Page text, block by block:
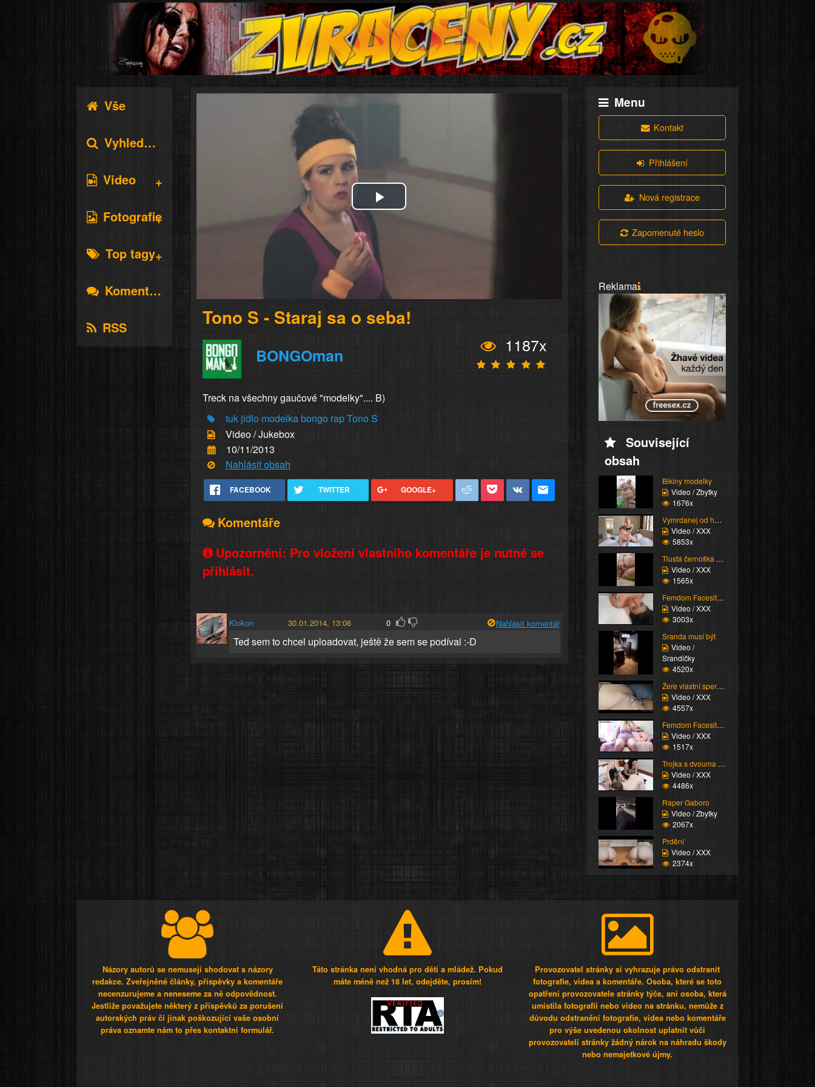
Vše
Vyhledávání
Video
Fotografie
Top tagy
Komentáře
RSS
Play
Tono S - Staraj sa o seba!
BONGOman
1187x
Treck na všechny gaučové "modelky".... B)
tuk jidlo modelkabongo rapTono S
Video / Jukebox
10/11/2013
Nahlásit obsah
FACEBOOK TWITTER GOOGLE+
Komentáře
Upozornění: Pro vložení vlastního komentáře je nutné se
přihlásit.
Klokon 30.01.2014, 13:06 0 Nahlásit komentář
Ted sem to chcel uploadovat, ještě že sem se podíval :-D
Menu
Kontakt
Přihlášení
Nová registrace
Zapomenuté heslo
Reklama
Související
obsah
Bikiny modelky
Video / Zbytky
1676x
Vymrdanej od holky
Video / XXX
5853x
Tlustá černoška mastur...
Video / XXX
1565x
Femdom Facesitting vol...
Video / XXX
3003x
Sranda musí být
Video /
Srandičky
4520x
Žere vlastní sperma
Video / XXX
4557x
Femdom Facesitting vol...
Video / XXX
1517x
Trojka s dvouma domina...
Video / XXX
4486x
Raper Gaboro
Video / Zbytky
2067x
Prdění
Video / XXX
2374x
Názory autorů se nemusejí shodovat s názory
redakce. Zveřejněné články, příspěvky a komentáře
necenzurujeme a neneseme za ně odpovědnost.
Jestliže považujete některý z příspěvků za porušení
autorských práv či jinak poškozující vaše osobní
práva oznamte nám to přes kontaktní formulář.
Táto stránka není vhodná pro děti a mládež. Pokud
máte méně než 18 let, odejděte, prosím!
Provozovatel stránky si vyhrazuje právo odstranit
fotografie, videa a komentáře. Osoba, které se toto
opatření provozovatele stránky týče, ani osoba, která
umístila fotografii nebo video na stránku, nemůže z
důvodu odstranění fotografie, videa nebo komentáře
pro výše uvedenou okolnost uplatnit vůči
provozovateli stránky žádný nárok na náhradu škody
nebo nemajetkové újmy.